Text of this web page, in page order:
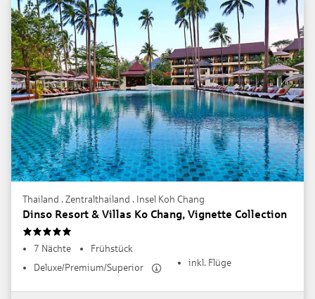
Thailand . Zentralthailand . Insel Koh Chang
Dinso Resort & Villas Ko Chang, Vignette Collection
7 Nächte
Frühstück
Deluxe/Premium/Superior
inkl. Flüge